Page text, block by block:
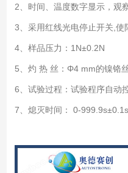
2、时间、温度数字显示，观
3、采用红线光电停止开关,使
4、样品压力：1N±0.2N
5、灼 热 丝：Φ4 mm的镍铬
6、试验过程：试验程序自动
7、熄灭时间： 0-